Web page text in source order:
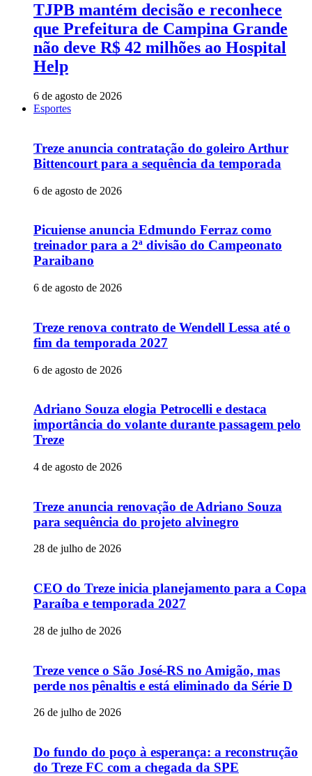
TJPB mantém decisão e reconhece
que Prefeitura de Campina Grande
não deve R$ 42 milhões ao Hospital
Help
6 de agosto de 2026
Esportes
Treze anuncia contratação do goleiro Arthur
Bittencourt para a sequência da temporada
6 de agosto de 2026
Picuiense anuncia Edmundo Ferraz como
treinador para a 2ª divisão do Campeonato
Paraibano
6 de agosto de 2026
Treze renova contrato de Wendell Lessa até o
fim da temporada 2027
6 de agosto de 2026
Adriano Souza elogia Petrocelli e destaca
importância do volante durante passagem pelo
Treze
4 de agosto de 2026
Treze anuncia renovação de Adriano Souza
para sequência do projeto alvinegro
28 de julho de 2026
CEO do Treze inicia planejamento para a Copa
Paraíba e temporada 2027
28 de julho de 2026
Treze vence o São José-RS no Amigão, mas
perde nos pênaltis e está eliminado da Série D
26 de julho de 2026
Do fundo do poço à esperança: a reconstrução
do Treze FC com a chegada da SPE